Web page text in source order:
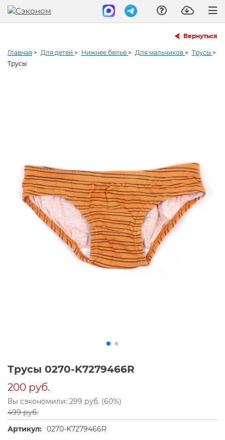
Вернуться
Главная > Для детей > Нижнее бельё > Для мальчиков > Трусы >
Трусы
Трусы 0270-K7279466R
200 руб.
Вы сэкономили: 299 руб. (60%)
499 руб.
Артикул: 0270-K7279466R